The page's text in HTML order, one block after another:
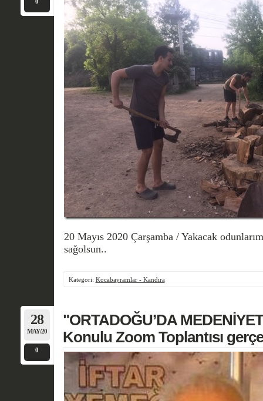
20 Mayıs 2020 Çarşamba / Yakacak
sağolsun..
Kategori: Kocabayramlar - Kandıra
28
MAY/20
0
"ORTADOĞU’DA
Konulu Zoom Toplantısı